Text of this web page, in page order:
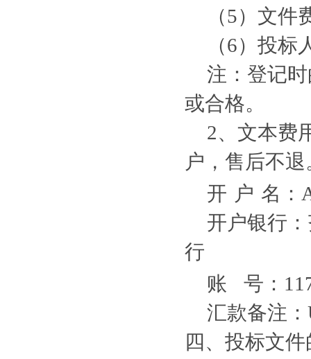
（5）文件
（6）投标
注：登记
或合格。
2、文本费
户，售后不退
开 户 名：
开户银行
行
账
号：
汇款备注：
四、投标文